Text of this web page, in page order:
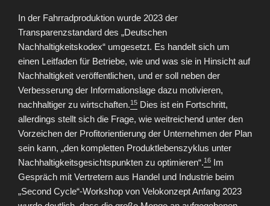
In der Fahrradproduktion wurde 2023 der
Transparenzstandard des „Deutschen
Nachhaltigkeitskodex“ umgesetzt. Es handelt sich um
einen Leitfaden für Betriebe, wie und was sie in Hinsicht auf
Nachhaltigkeit veröffentlichen, und er soll neben der
Verbesserung der Informationslage dazu motivieren,
nachhaltiger zu wirtschaften.15 Dies ist ein Fortschritt,
allerdings stellt sich die Frage, wie weitreichend unter den
Vorzeichen der Profitorientierung der Unternehmen der Plan
sein kann, „den kompletten Produktlebenszyklus unter
Nachhaltigkeitsgesichtspunkten zu optimieren“.16 Im
Gespräch mit Vertretern aus Handel und Industrie beim
„Second Cycle“-Workshop von Velokonzept Anfang 2023